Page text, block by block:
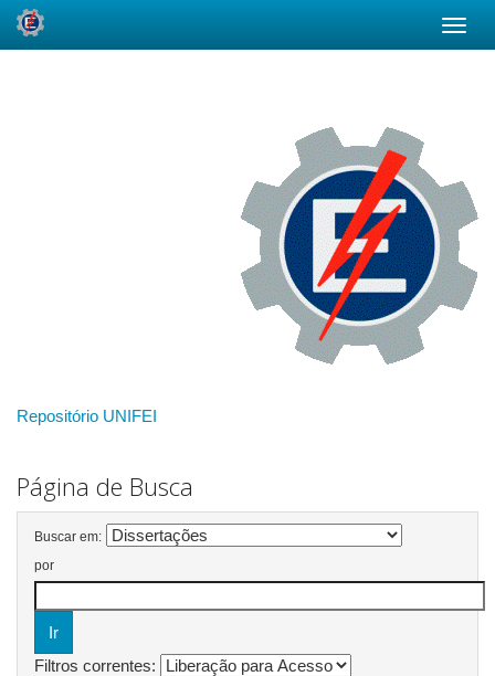
Repositório UNIFEI
Página de Busca
Buscar em:
por
Filtros correntes: